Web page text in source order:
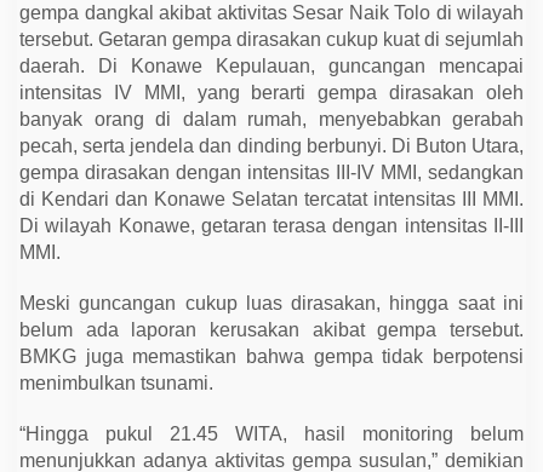
e
b
b
d
n
D
a
m
p
k
gempa dangkal akibat aktivitas Sesar Naik Tolo di wilayah
tersebut. Getaran gempa dirasakan cukup kuat di sejumlah
daerah. Di Konawe Kepulauan, guncangan mencapai
intensitas IV MMI, yang berarti gempa dirasakan oleh
banyak orang di dalam rumah, menyebabkan gerabah
pecah, serta jendela dan dinding berbunyi. Di Buton Utara,
gempa dirasakan dengan intensitas III-IV MMI, sedangkan
di Kendari dan Konawe Selatan tercatat intensitas III MMI.
Di wilayah Konawe, getaran terasa dengan intensitas II-III
MMI.
Meski guncangan cukup luas dirasakan, hingga saat ini
belum ada laporan kerusakan akibat gempa tersebut.
BMKG juga memastikan bahwa gempa tidak berpotensi
menimbulkan tsunami.
“Hingga pukul 21.45 WITA, hasil monitoring belum
menunjukkan adanya aktivitas gempa susulan,” demikian